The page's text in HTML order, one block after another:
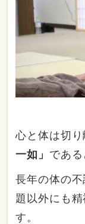
心と体は切り
一如」 である
長年の体の
題以外にも
す。